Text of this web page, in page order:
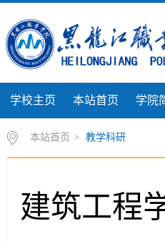
学校主页 本站首页 学院
本站首页 > 教学科研
建筑工程